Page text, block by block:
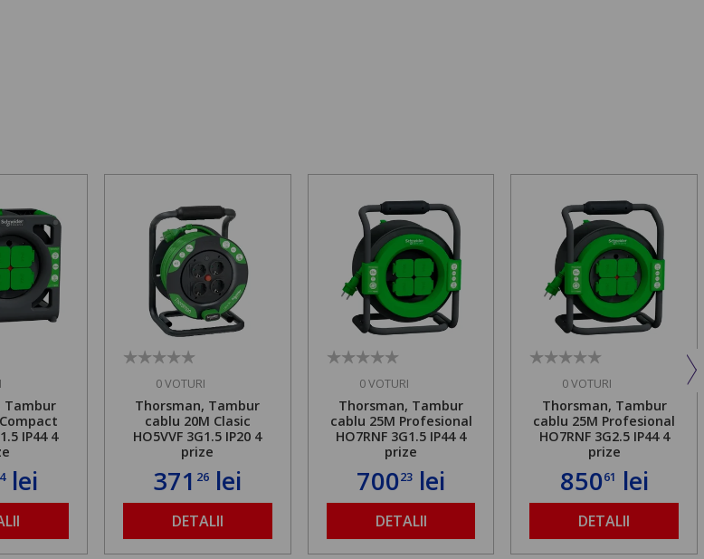
Tambur
IP44 4
lei
0 VOTURI
Thorsman, Tambur
cablu 20M Clasic
HO5VVF 3G1.5 IP20 4
prize
371 26 lei
DETALII
0 VOTURI
Thorsman, Tambur
cablu 25M Profesional
HO7RNF 3G1.5 IP44 4
prize
70023 lei
DETALII
0 VOTURI
Thorsman, Tambur
cablu 25M Profesional
HO7RNF 3G2.5 IP44 4
prize
85061 lei
DETALII